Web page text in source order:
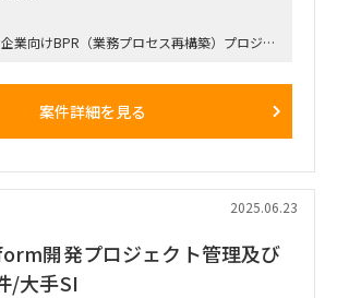
業向けBPR（業務プロセス再構築）プロジェ
の策定
ホルダー（クライアント・パッケージベンダ
着支援、教育・マニュアル作成、KPIモニタ
案件詳細を見る
2025.06.23
開発プロジェクト管理及び
/大手SI